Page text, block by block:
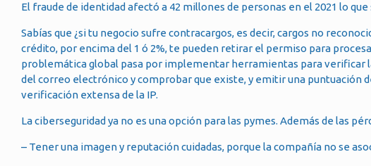
El fraude de identidad afectó a 42 millones de personas en el 2021 lo
Sabías que ¿si tu negocio sufre contracargos, es decir, cargos no
crédito, por encima del 1 ó 2%, te pueden retirar el permiso para
problemática global pasa por implementar herramientas para verificar
del correo electrónico y comprobar que existe, y emitir una puntuación
verificación extensa de la IP.
La ciberseguridad ya no es una opción para las pymes. Además de las
– Tener una imagen y reputación cuidadas, porque la compañía no se